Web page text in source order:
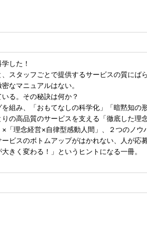
した！
スタッフごとで提供するサービスの質に
なマニュアルはない。
る。その秘訣は何か？
組み、「おもてなしの科学化」「暗黙知の
の高品質のサービスを支える「徹底した理
理念経営×自律型感動人間」、２つのノウ
ビスのボトムアップがはかれない、人が
きく変わる！」というヒントになる一冊。